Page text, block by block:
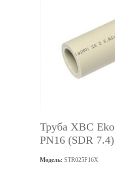
Труба ХВС
PN16 (SDR
Модель: STR025P16X